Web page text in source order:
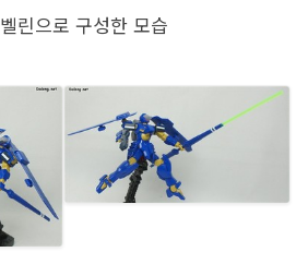
린으로 구성한 모습